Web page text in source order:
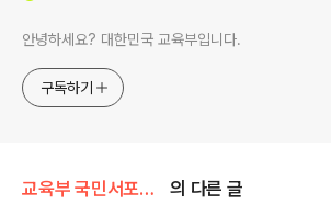
안녕하세요? 대한민국 교육부입니다.
구독하기
교육부 국민서포터즈 의 다른 글